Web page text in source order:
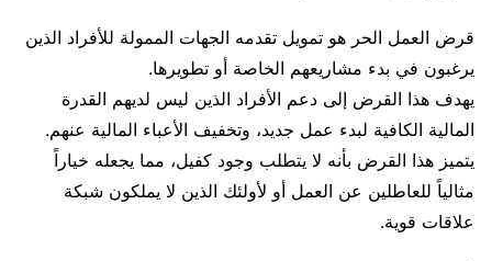
قرض العمل الحر هو تمويل تقدمه الجهات الممولة للأفراد الذين
يرغبون في بدء مشاريعهم الخاصة أو تطويرها.
يهدف هذا القرض إلى دعم الأفراد الذين ليس لديهم القدرة
المالية الكافية لبدء عمل جديد، وتخفيف الأعباء المالية عنهم.
يتميز هذا القرض بأنه لا يتطلب وجود كفيل، مما يجعله خياراً
مثالياً للعاطلين عن العمل أو لأولئك الذين لا يملكون شبكة
علاقات قوية.